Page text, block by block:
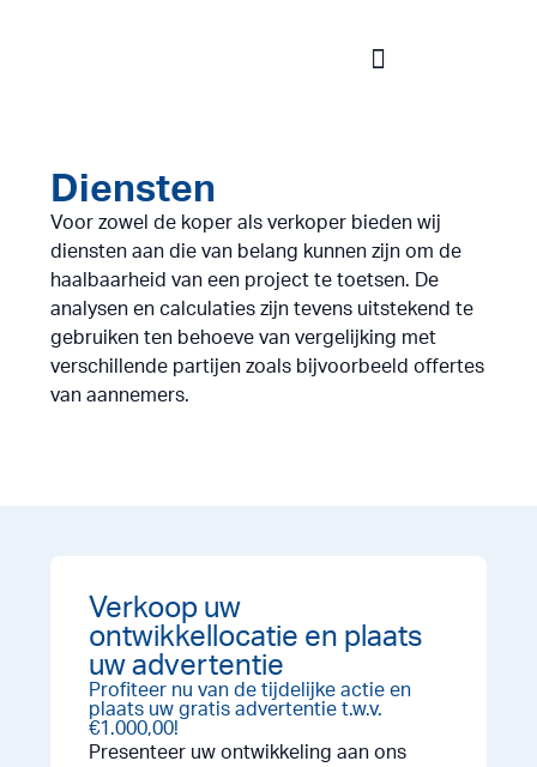
Diensten
Voor zowel de koper als verkoper bieden wij
diensten aan die van belang kunnen zijn om de
haalbaarheid van een project te toetsen.
De
analysen en calculaties zijn tevens uitstekend te
gebruiken ten behoeve van vergelijking met
verschillende partijen zoals bijvoorbeeld offertes
van aannemers.
Verkoop uw
ontwikkellocatie en plaats
uw advertentie
Profiteer nu van de tijdelijke actie en
plaats uw gratis advertentie t.w.v.
€1.000,00!
Presenteer uw ontwikkeling aan ons